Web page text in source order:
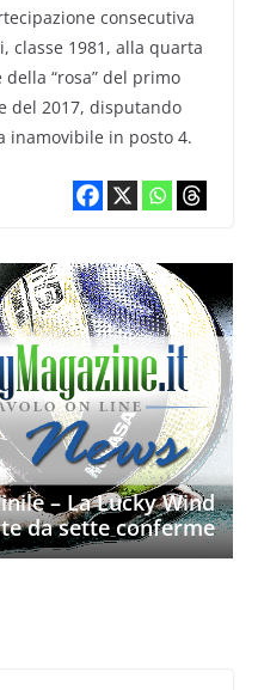
consecutiva
classe 1981, alla quarta
“rosa” del primo
del 2017, disputando
inamovibile in posto 4.
– La Lucky Wind
da sette conferme